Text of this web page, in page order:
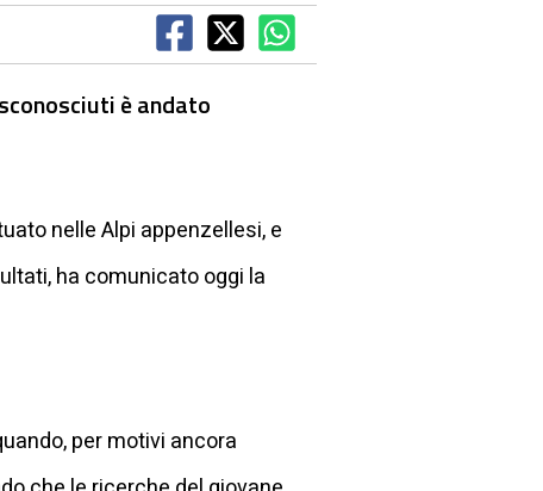
è andato
nelle Alpi appenzellesi, e
ha comunicato oggi la
per motivi ancora